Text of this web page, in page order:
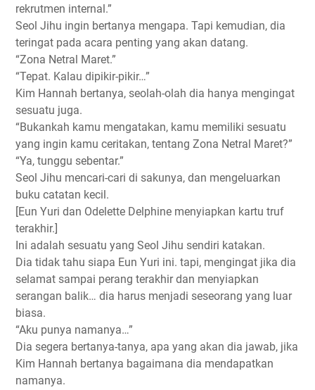
rekrutmen internal.”
Seol Jihu ingin bertanya mengapa. Tapi kemudian, dia
teringat pada acara penting yang akan datang.
“Zona Netral Maret.”
“Tepat. Kalau dipikir-pikir…”
Kim Hannah bertanya, seolah-olah dia hanya mengingat
sesuatu juga.
“Bukankah kamu mengatakan, kamu memiliki sesuatu
yang ingin kamu ceritakan, tentang Zona Netral Maret?”
“Ya, tunggu sebentar.”
Seol Jihu mencari-cari di sakunya, dan mengeluarkan
buku catatan kecil.
[Eun Yuri dan Odelette Delphine menyiapkan kartu truf
terakhir.]
Ini adalah sesuatu yang Seol Jihu sendiri katakan.
Dia tidak tahu siapa Eun Yuri ini. tapi, mengingat jika dia
selamat sampai perang terakhir dan menyiapkan
serangan balik… dia harus menjadi seseorang yang luar
biasa.
“Aku punya namanya…”
Dia segera bertanya-tanya, apa yang akan dia jawab, jika
Kim Hannah bertanya bagaimana dia mendapatkan
namanya.